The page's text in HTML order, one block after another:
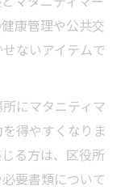
康管理や公共交
ないアイテムで
にマタニティマ
得やすくなりま
る方は、区役所
要書類について